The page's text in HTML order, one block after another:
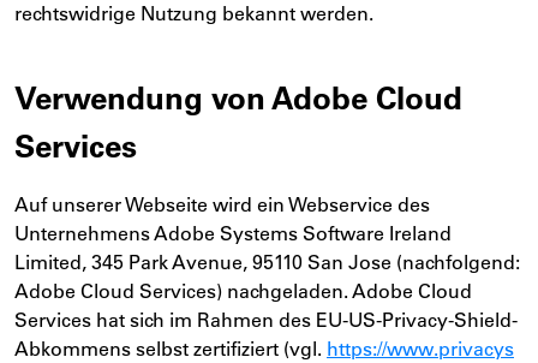
rechtswidrige Nutzung bekannt werden.
Verwendung von Adobe Cloud
Services
Auf unserer Webseite wird ein Webservice des
Unternehmens Adobe Systems Software Ireland
Limited, 345 Park Avenue, 95110 San Jose (nachfolgend:
Adobe Cloud Services) nachgeladen. Adobe Cloud
Services hat sich im Rahmen des EU-US-Privacy-Shield-
Abkommens selbst zertifiziert (vgl. https://www.privacys